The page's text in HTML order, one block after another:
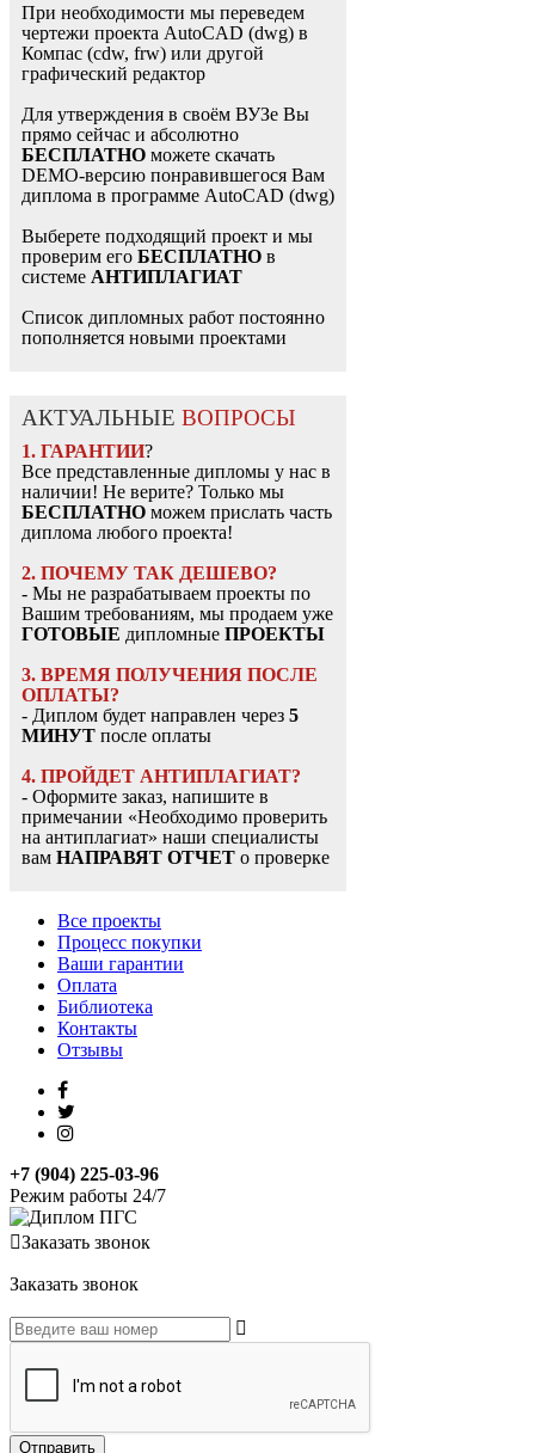
При необходимости мы переведем
чертежи проекта AutoCAD (dwg) в
Компас (cdw, frw) или другой
графический редактор
Для утверждения в своём ВУЗе Вы
прямо сейчас и абсолютно
БЕСПЛАТНО можете скачать
DEMO-версию понравившегося Вам
диплома в программе AutoCAD (dwg)
Выберете подходящий проект и мы
проверим его БЕСПЛАТНО в
системе АНТИПЛАГИАТ
Список дипломных работ постоянно
пополняется новыми проектами
АКТУАЛЬНЫЕ ВОПРОСЫ
1. ГАРАНТИИ?
Все представленные дипломы у нас в
наличии! Не верите? Только мы
БЕСПЛАТНО можем прислать часть
диплома любого проекта!
2. ПОЧЕМУ ТАК ДЕШЕВО?
- Мы не разрабатываем проекты по
Вашим требованиям, мы продаем уже
ГОТОВЫЕ дипломные ПРОЕКТЫ
3. ВРЕМЯ ПОЛУЧЕНИЯ ПОСЛЕ
ОПЛАТЫ?
- Диплом будет направлен через 5
МИНУТ после оплаты
4. ПРОЙДЕТ АНТИПЛАГИАТ?
- Оформите заказ, напишите в
примечании «Необходимо проверить
на антиплагиат» наши специалисты
вам НАПРАВЯТ ОТЧЕТ о проверке
Все проекты
Процесс покупки
Ваши гарантии
Оплата
Библиотека
Контакты
Отзывы
+7 (904) 225-03-96
Режим работы 24/7
Заказать звонок
Заказать звонок